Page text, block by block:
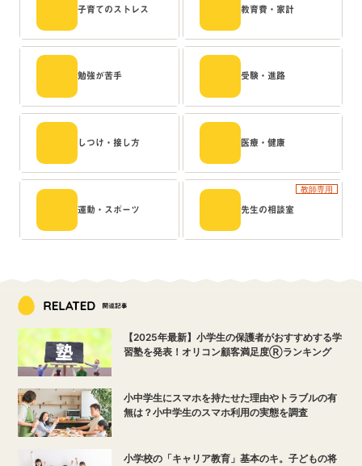
子育てのストレス 教育費・家計
勉強が苦手 受験・進路
しつけ・接し方 医療・健康
運動・スポーツ
教師専用
先生の相談室
【2025年最新】小学生の保護者がおすすめする学
習塾を発表！オリコン顧客満足度Ⓡランキング
小中学生にスマホを持たせた理由やトラブルの有
無は？小中学生のスマホ利用の実態を調査
小学校の「キャリア教育」基本のキ。子どもの将